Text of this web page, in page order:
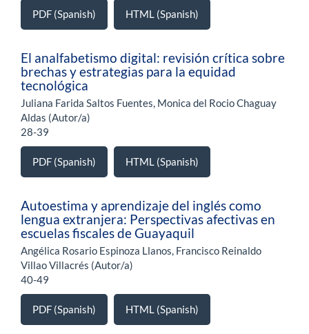
PDF (Spanish) HTML (Spanish)
El analfabetismo digital: revisión crítica sobre
brechas y estrategias para la equidad
tecnológica
Juliana Farida Saltos Fuentes, Monica del Rocio Chaguay
Aldas (Autor/a)
28-39
PDF (Spanish) HTML (Spanish)
Autoestima y aprendizaje del inglés como
lengua extranjera: Perspectivas afectivas en
escuelas fiscales de Guayaquil
Angélica Rosario Espinoza Llanos, Francisco Reinaldo
Villao Villacrés (Autor/a)
40-49
PDF (Spanish) HTML (Spanish)